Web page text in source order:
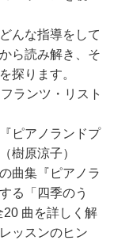
んな指導をして
ら読み解き、そ
探ります。
ランツ・リスト
ピアノランドプ
樹原涼子）
曲集『ピアノラ
る「四季のう
曲を詳しく解
ッスンのヒン